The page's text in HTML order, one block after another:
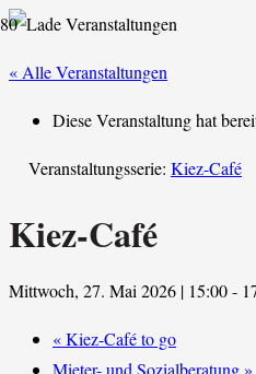
« Alle Veranstaltungen
Diese Veranstaltung hat
Veranstaltungsserie: Kiez-Café
Kiez-Café
Mittwoch, 27. Mai 2026 | 15:00-
«Kiez-Café to go
Mieter- und Sozialberatung»